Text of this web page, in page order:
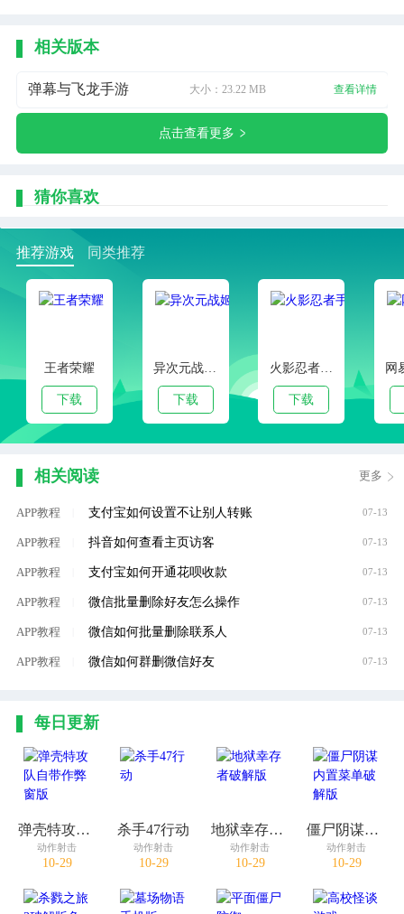
相关版本
弹幕与飞龙手游 大小：23.22 MB 查看详情
点击查看更多
猜你喜欢
推荐游戏 同类推荐
王者荣耀
下载
异次元战姬手游下载
下载
火影忍者手游
下载
相关阅读 更多
APP教程 支付宝如何设置不让别人转账 07-13
APP教程 抖音如何查看主页访客 07-13
APP教程 支付宝如何开通花呗收款 07-13
APP教程 微信批量删除好友怎么操作 07-13
APP教程 微信如何批量删除联系人 07-13
APP教程 微信如何群删微信好友 07-13
每日更新
弹壳特攻队自带作弊窗版
动作射击
10-29
杀手47行动
动作射击
10-29
地狱幸存者破解版
动作射击
10-29
僵尸阴谋内置菜单破解版
动作射击
10-29